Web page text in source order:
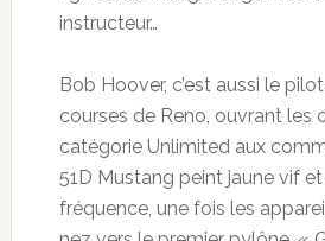
instructeur…
Bob Hoover, c’est aussi le
courses de Reno, ouvrant les
catégorie Unlimited aux
51D Mustang peint jaune vif
fréquence, une fois les